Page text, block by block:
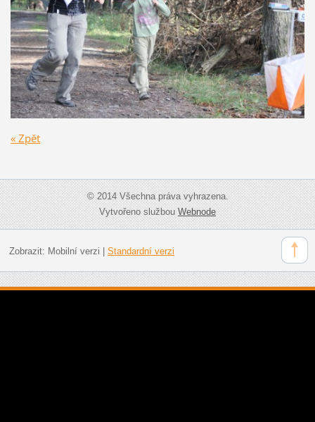
« Zpět
© 2014 Všechna práva vyhrazena.
Vytvořeno službouWebnode
Zobrazit: Mobilní verzi Standardní verzi